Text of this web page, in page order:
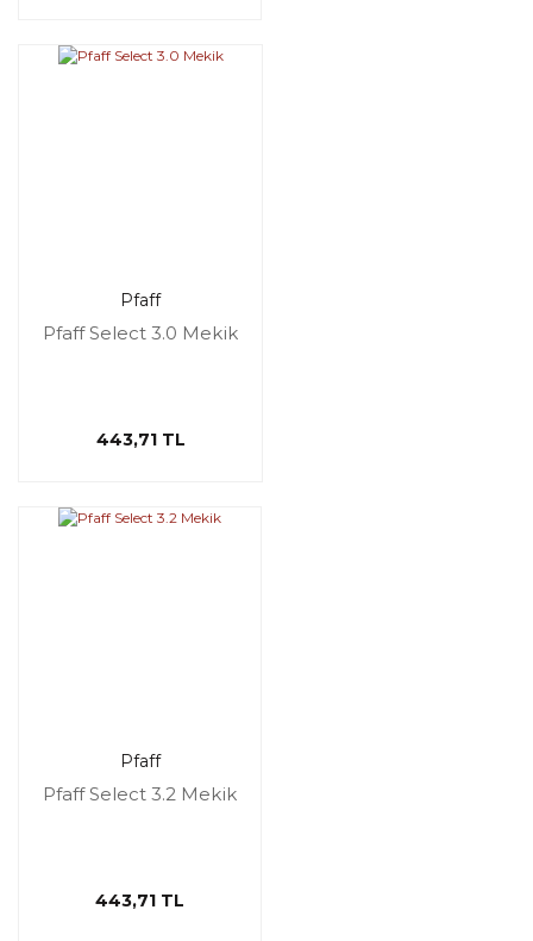
Pfaff
Pfaff Select 3.0 Mekik
443,71 TL
Pfaff
Pfaff Select 3.2 Mekik
443,71 TL